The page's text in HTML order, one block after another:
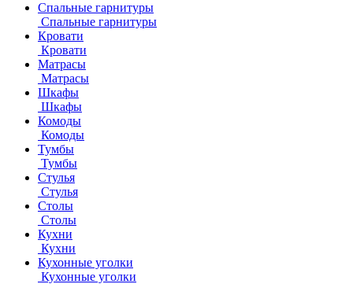
Спальные гарнитуры
Спальные гарнитуры
Кровати
Кровати
Матрасы
Матрасы
Шкафы
Шкафы
Комоды
Комоды
Тумбы
Тумбы
Стулья
Стулья
Столы
Столы
Кухни
Кухни
Кухонные уголки
Кухонные уголки